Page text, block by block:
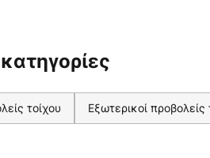
τοίχου Εξωτερικοί προβολείς